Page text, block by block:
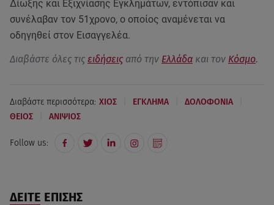
Δίωξης και Εξιχνίασης Εγκλημάτων, εντόπισαν και
συνέλαβαν τον 51χρονο, o oποίος αναμένεται να
οδηγηθεί στον Εισαγγελέα.
Διαβάστε όλες τις ειδήσεις από την Ελλάδα και τον Κόσμο.
Διαβάστε περισσότερα: ΧΙΟΣ ΕΓΚΛΗΜΑ ΔΟΛΟΦΟΝΙΑ
ΘΕΙΟΣ ΑΝΙΨΙΟΣ
Follow us:
ΔΕΙΤΕ ΕΠΙΣΗΣ